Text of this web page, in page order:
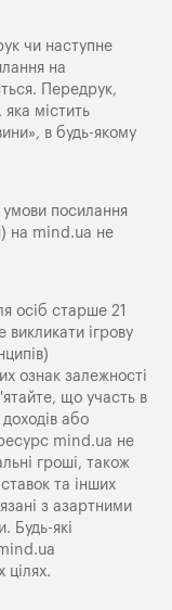
чи наступне
на
Передрук,
яка містить
в будь-якому
посилання
на mind.ua не
осіб старше 21
викликати ігрову
ознак залежності
що участь в
або
mind.ua не
гроші, також
та інших
з азартними
Будь-які
цілях.